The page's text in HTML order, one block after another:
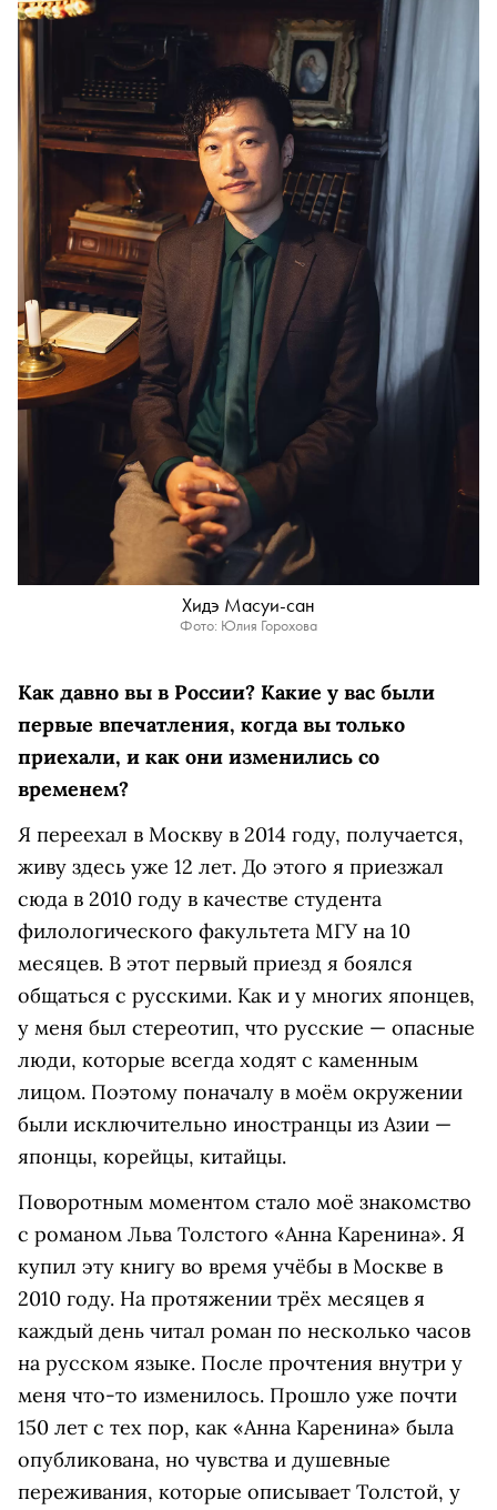
Хидэ Масуи-сан
Фото: Юлия Горохова
Как давно вы в России? Какие у вас были
первые впечатления, когда вы только
приехали, и как они изменились со
временем?
Я переехал в Москву в 2014 году, получается,
живу здесь уже 12 лет. До этого я приезжал
сюда в 2010 году в качестве студента
филологического факультета МГУ на 10
месяцев. В этот первый приезд я боялся
общаться с русскими. Как и у многих японцев,
у меня был стереотип, что русские — опасные
люди, которые всегда ходят с каменным
лицом. Поэтому поначалу в моём окружении
были исключительно иностранцы из Азии —
японцы, корейцы, китайцы.
Поворотным моментом стало моё знакомство
с романом Льва Толстого «Анна Каренина». Я
купил эту книгу во время учёбы в Москве в
2010 году. На протяжении трёх месяцев я
каждый день читал роман по несколько часов
на русском языке. После прочтения внутри у
меня что-то изменилось. Прошло уже почти
150 лет с тех пор, как «Анна Каренина» была
опубликована, но чувства и душевные
переживания, которые описывает Толстой, у